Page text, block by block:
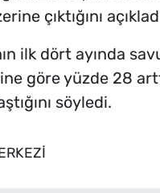
çıktığını
ilk dört ayında
göre yüzde 28
söyledi.